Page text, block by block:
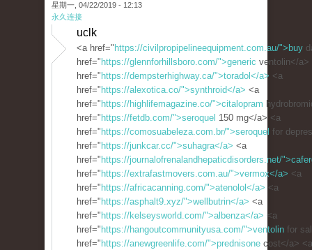
星期一, 04/22/2019 - 12:13
永久连接
uclk
<a href=" https://civilpropipelineequipment.com.au/">buy
href=" https://glennforhillsboro.com/">generic ventolin</a>
href=" https://dempsterhighway.ca/">toradol</a> <a
href=" https://alexotica.co/">synthroid</a> <a
href=" https://highlifemagazine.co/">citalopram
href=" https://fetdb.com/">seroquel 150 mg</a> <a
href=" https://comosuabeleza.com.br/">seroquel for
href=" https://junkcar.cc/">suhagra</a> <a
href=" https://journalofrenalandhepaticdisorders.net/
href=" https://extrafastmovers.com.au/">vermox</a> <a
href=" https://africacanning.com/">atenolol</a> <a
href=" https://asphalt9.xyz/">wellbutrin</a> <a
href=" https://kelseysworld.com/">albenza</a> <a
href=" https://hangoutcommunityusa.com/">ventolin for
href=" https://anewgreenlife.com/">prednisone cost</a> <a